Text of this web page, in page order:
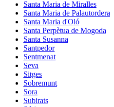
Santa Maria de Miralles
Santa Maria de Palautordera
Santa Maria d'Oló
Santa Perpètua de Mogoda
Santa Susanna
Santpedor
Sentmenat
Seva
Sitges
Sobremunt
Sora
Subirats